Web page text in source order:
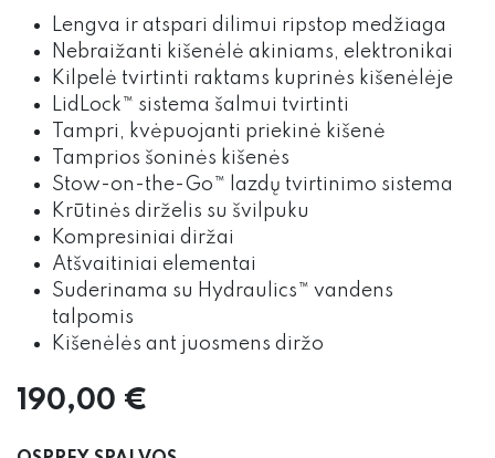
Lengva ir atspari dilimui ripstop medžiaga
Nebraižanti kišenėlė akiniams, elektronikai
Kilpelė tvirtinti raktams kuprinės kišenėlėje
LidLock™ sistema šalmui tvirtinti
Tampri, kvėpuojanti priekinė kišenė
Tamprios šoninės kišenės
Stow-on-the-Go™ lazdų tvirtinimo sistema
Krūtinės dirželis su švilpuku
Kompresiniai diržai
Atšvaitiniai elementai
Suderinama su Hydraulics™ vandens
talpomis
Kišenėlės ant juosmens diržo
190,00 €